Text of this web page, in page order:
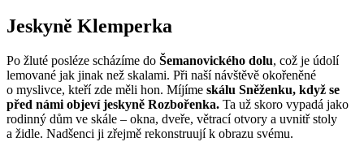
Jeskyně Klemperka
Po žluté posléze scházíme do Šemanovického dolu, což je údolí
lemované jak jinak než skalami. Při naší návštěvě okořeněné
o myslivce, kteří zde měli hon. Míjíme skálu Sněženku, když se
před námi objeví jeskyně Rozbořenka. Ta už skoro vypadá jako
rodinný dům ve skále – okna, dveře, větrací otvory a uvnitř stoly
a židle. Nadšenci ji zřejmě rekonstruují k obrazu svému.